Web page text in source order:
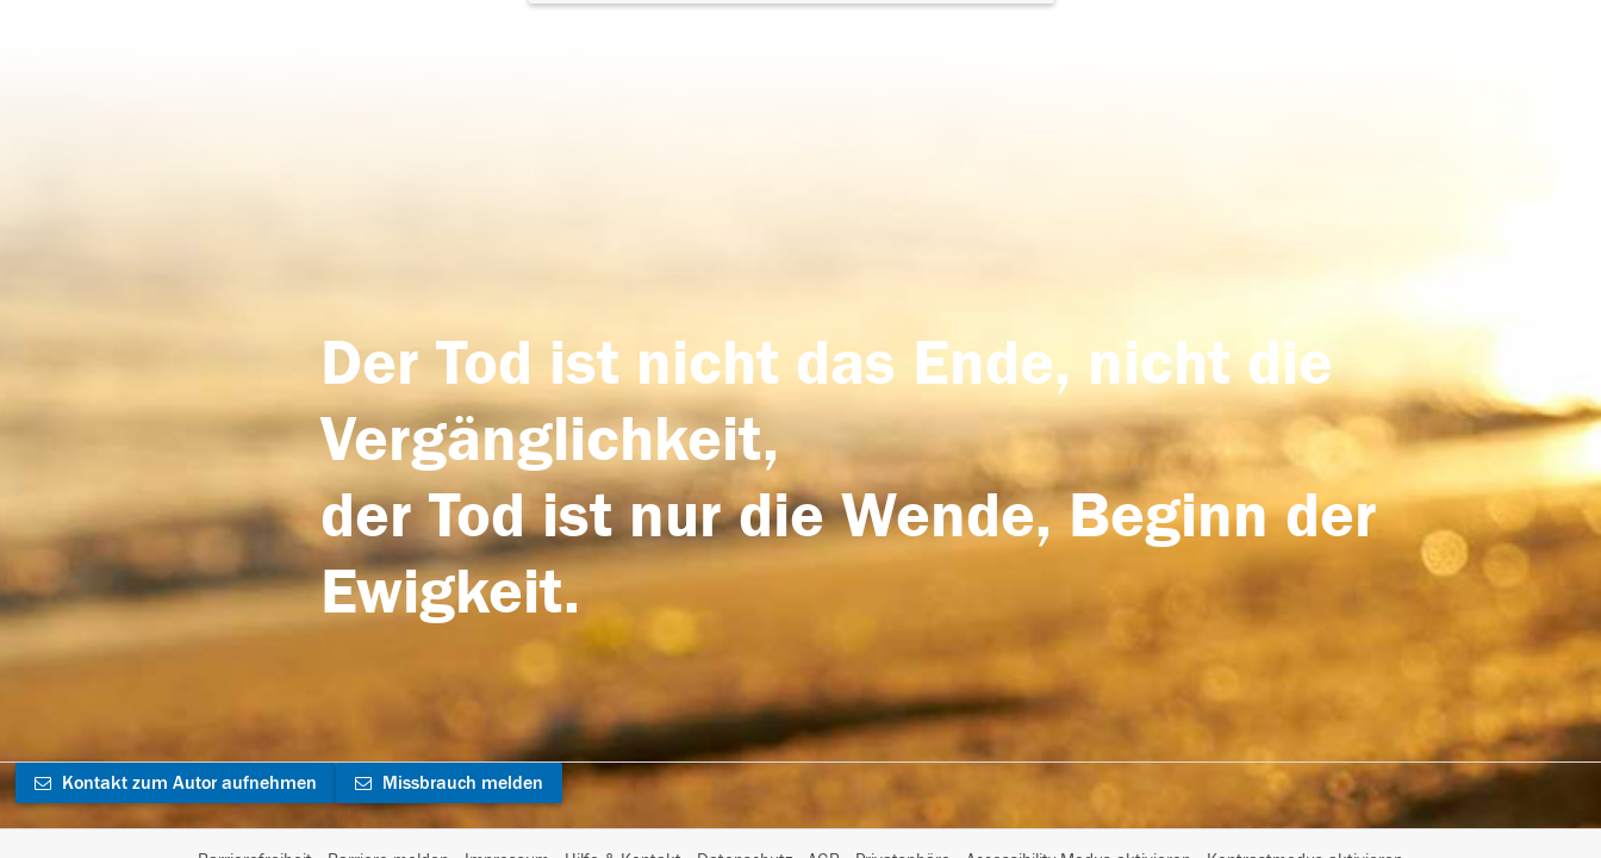
Der Tod ist nicht das Ende, nicht die
Vergänglichkeit,
der Tod ist nur die Wende, Beginn der
Ewigkeit.
Kontakt zum Autor aufnehmen Missbrauch melden